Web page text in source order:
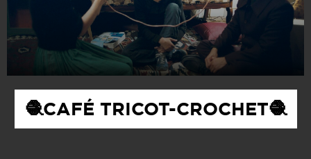
PRATIQUE
ÉDUCATION AUX IMAGES
🧶CAFÉ TRICOT-CROCHET🧶